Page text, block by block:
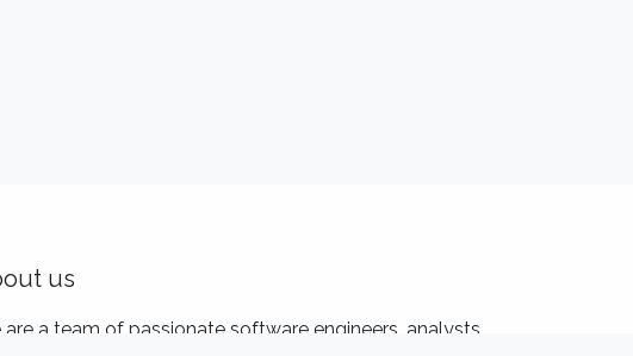
us
are a team of passionate software engineers, analysts